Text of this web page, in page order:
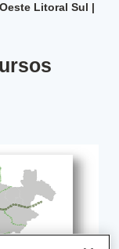
Oeste Litoral Sul |